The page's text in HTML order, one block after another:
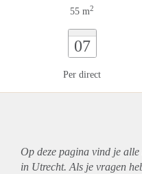
55 m2
07
Per direct
Op deze pagina vind je
in Utrecht. Als je vragen